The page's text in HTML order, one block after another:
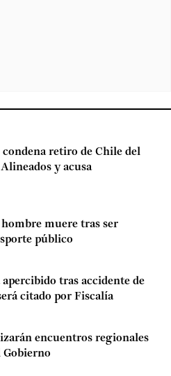
condena retiro de Chile del
y acusa
muere tras ser
público
apercibido tras accidente de
citado por Fiscalía
encuentros regionales
Gobierno